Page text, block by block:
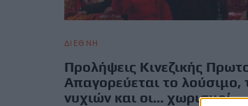
ΔΙΕΘΝΗ
Προλήψεις Κινεζικής
Απαγορεύεται το λούσιμο,
νυχιών και οι… χωρισμοί